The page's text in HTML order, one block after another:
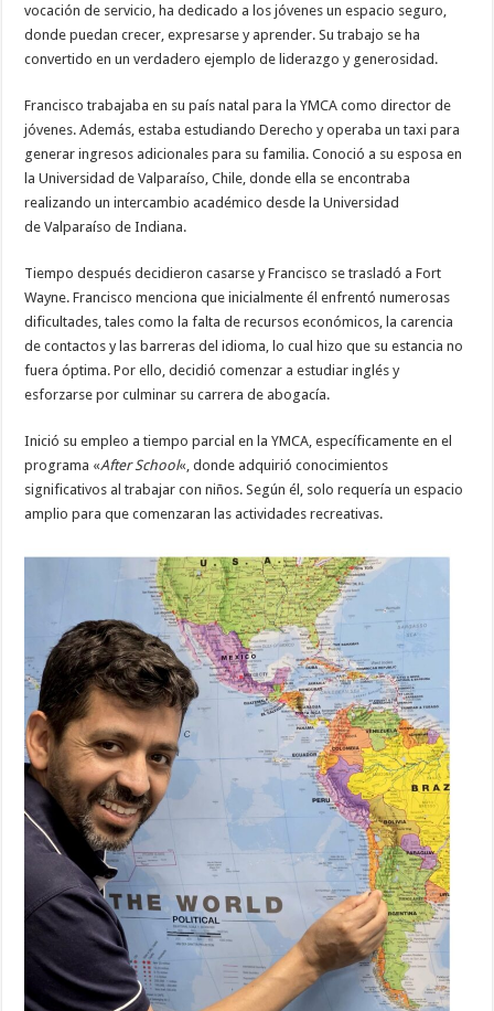
vocación de servicio, ha dedicado a los jóvenes un espacio seguro,
donde puedan crecer, expresarse y aprender. Su trabajo se ha
convertido en un verdadero ejemplo de liderazgo y generosidad.
Francisco trabajaba en su país natal para la YMCA como director de
jóvenes. Además, estaba estudiando Derecho y operaba un taxi para
generar ingresos adicionales para su familia. Conoció a su esposa en
la Universidad de Valparaíso, Chile, donde ella se encontraba
realizando un intercambio académico desde la Universidad
de Valparaíso de Indiana.
Tiempo después decidieron casarse y Francisco se trasladó a Fort
Wayne. Francisco menciona que inicialmente él enfrentó numerosas
dificultades, tales como la falta de recursos económicos, la carencia
de contactos y las barreras del idioma, lo cual hizo que su estancia no
fuera óptima. Por ello, decidió comenzar a estudiar inglés y
esforzarse por culminar su carrera de abogacía.
Inició su empleo a tiempo parcial en la YMCA, específicamente en el
programa «AfterSchool«, donde adquirió conocimientos
significativos al trabajar con niños. Según él, solo requería un espacio
amplio para que comenzaran las actividades recreativas.